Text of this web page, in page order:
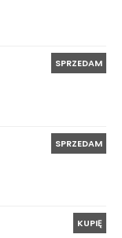
SPRZEDAM
SPRZEDAM
KUPIĘ